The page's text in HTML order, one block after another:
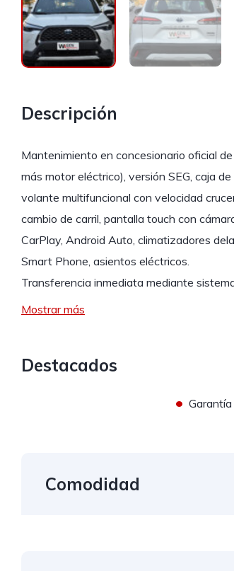
Descripción
Mantenimiento en concesionario oficial
más motor eléctrico), versión SEG, caja
volante multifuncional con velocidad
cambio de carril, pantalla touch con
CarPlay, Android Auto, climatizadores
Smart Phone, asientos eléctricos.
Transferencia inmediata mediante
Mostrar más
Destacados
•
Comodidad